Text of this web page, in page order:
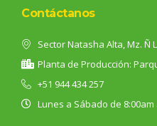
Contáctanos
Sector Natasha Alta, Mz. Ñ
Planta de Producción:
+51 944 434 257
Lunes a Sábado de 8:00am